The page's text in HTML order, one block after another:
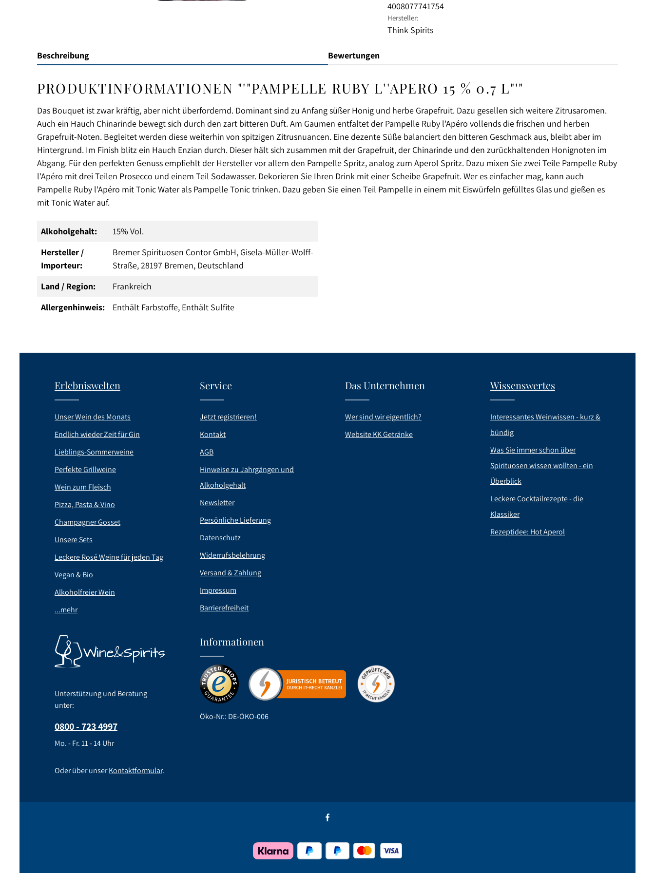
4008077741754
Hersteller:
Think Spirits
Beschreibung Bewertungen
PRODUKTINFORMATIONEN "'"PAMPELLE RUBY L''APERO 15 % 0.7 L"'"
Das Bouquet ist zwar kräftig, aber nicht überfordernd. Dominant sind zu Anfang süßer Honig und herbe Grapefruit. Dazu gesellen sich weitere Zitrusaromen.
Auch ein Hauch Chinarinde bewegt sich durch den zart bitteren Duft. Am Gaumen entfaltet der Pampelle Ruby l'Apéro vollends die frischen und herben
Grapefruit-Noten. Begleitet werden diese weiterhin von spitzigen Zitrusnuancen. Eine dezente Süße balanciert den bitteren Geschmack aus, bleibt aber im
Hintergrund. Im Finish blitz ein Hauch Enzian durch. Dieser hält sich zusammen mit der Grapefruit, der Chinarinde und den zurückhaltenden Honignoten im
Abgang. Für den perfekten Genuss empfiehlt der Hersteller vor allem den Pampelle Spritz, analog zum Aperol Spritz. Dazu mixen Sie zwei Teile Pampelle Ruby
l'Apéro mit drei Teilen Prosecco und einem Teil Sodawasser. Dekorieren Sie Ihren Drink mit einer Scheibe Grapefruit. Wer es einfacher mag, kann auch
Pampelle Ruby l'Apéro mit Tonic Water als Pampelle Tonic trinken. Dazu geben Sie einen Teil Pampelle in einem mit Eiswürfeln gefülltes Glas und gießen es
mit Tonic Water auf.
Alkoholgehalt:
15% Vol.
Hersteller /
Importeur:
Bremer Spirituosen Contor GmbH, Gisela-Müller-Wolff-
Straße, 28197 Bremen, Deutschland
Land / Region:
Frankreich
Allergenhinweis:
Enthält Farbstoffe, Enthält Sulfite
Erlebniswelten
Unser Wein des Monats
Endlich wieder Zeit für Gin
Lieblings-Sommerweine
Perfekte Grillweine
Wein zum Fleisch
Pizza, Pasta & Vino
Champagner Gosset
Unsere Sets
Leckere Rosé Weine für jeden Tag
Vegan & Bio
Alkoholfreier Wein
...mehr
Service
Jetzt registrieren!
Kontakt
AGB
Hinweise zu Jahrgängen und
Alkoholgehalt
Newsletter
Persönliche Lieferung
Datenschutz
Widerrufsbelehrung
Versand & Zahlung
Impressum
Barrierefreiheit
Das Unternehmen
Wer sind wir eigentlich?
Website KK Getränke
Wissenswertes
Interessantes Weinwissen - kurz &
bündig
Was Sie immer schon über
Spirituosen wissen wollten - ein
Überblick
Leckere Cocktailrezepte - die
Klassiker
Rezeptidee: Hot Aperol
Unterstützung und Beratung
unter:
0800 - 723 4997
Mo. - Fr. 11 - 14 Uhr
Oder über unserKontaktformular.
Informationen
Öko-Nr.: DE-ÖKO-006